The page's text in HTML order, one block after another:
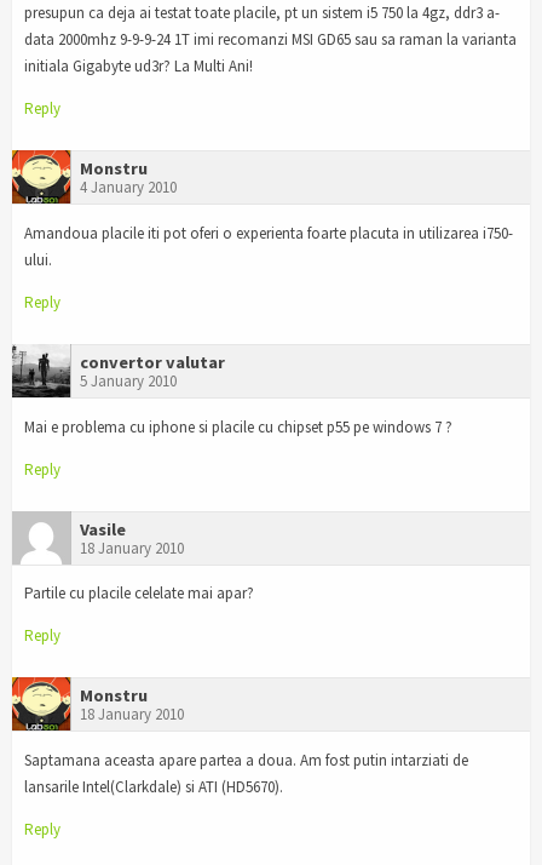
presupun ca deja ai testat toate placile, pt un sistem i5 750 la 4gz, ddr3 a-
data 2000mhz 9-9-9-24 1T imi recomanzi MSI GD65 sau sa raman la varianta
initiala Gigabyte ud3r? La Multi Ani!
Reply
Monstru
4 January 2010
Amandoua placile iti pot oferi o experienta foarte placuta in utilizarea i750-
ului.
Reply
convertor valutar
5 January 2010
Mai e problema cu iphone si placile cu chipset p55 pe windows 7 ?
Reply
Vasile
18 January 2010
Partile cu placile celelate mai apar?
Reply
Monstru
18 January 2010
Saptamana aceasta apare partea a doua. Am fost putin intarziati de
lansarile Intel(Clarkdale) si ATI (HD5670).
Reply